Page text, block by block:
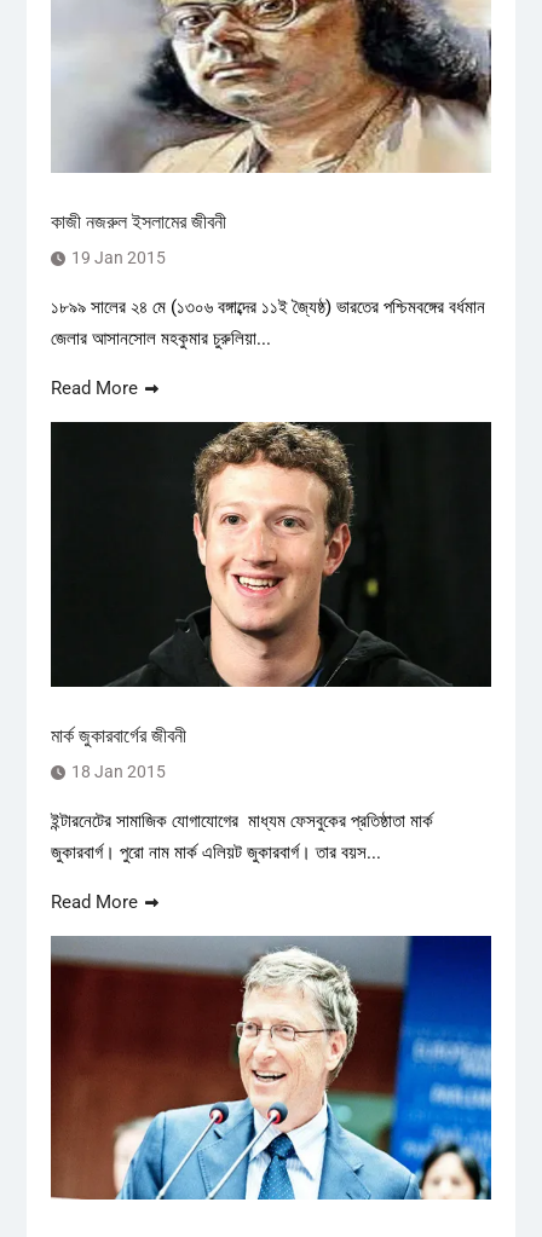
কাজী নজরুল ইসলামের জীবনী
19 Jan 2015
১৮৯৯ সালের ২৪ মে (১৩০৬ বঙ্গাব্দের ১১ই জ্যৈষ্ঠ) ভারতের পশ্চিমবঙ্গের বর্ধমান
জেলার আসানসোল মহকুমার চুরুলিয়া...
Read More
মার্ক জুকারবার্গের জীবনী
18 Jan 2015
ইন্টারনেটের সামাজিক যোগাযোগের মাধ্যম ফেসবুকের প্রতিষ্ঠাতা মার্ক
জুকারবার্গ। পুরো নাম মার্ক এলিয়ট জুকারবার্গ। তার বয়স...
Read More